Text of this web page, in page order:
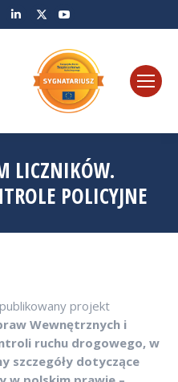
Linkedin
Twitter
LICZNIKÓW.
POLICYJNE
projekt
Wewnętrznych i
ruchu drogowego, w
szczegóły dotyczące